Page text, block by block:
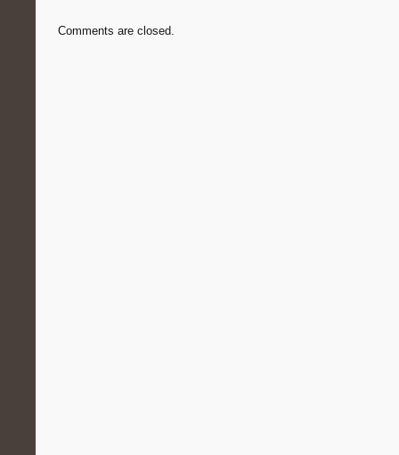
Comments are closed.